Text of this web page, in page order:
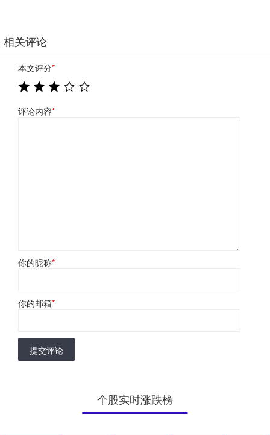
相关评论
本文评分*
评论内容*
你的昵称*
你的邮箱*
提交评论
个股实时涨跌榜